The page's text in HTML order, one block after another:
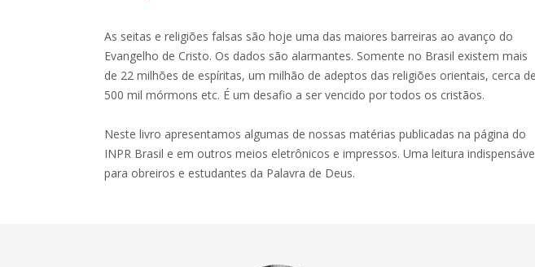
As seitas e religiões falsas são hoje uma das maiores barreiras ao avanço do
Evangelho de Cristo. Os dados são alarmantes. Somente no Brasil existem mais
de 22 milhões de espíritas, um milhão de adeptos das religiões orientais, cerca de
500 mil mórmons etc. É um desafio a ser vencido por todos os cristãos.
Neste livro apresentamos algumas de nossas matérias publicadas na página do
INPR Brasil e em outros meios eletrônicos e impressos. Uma leitura
para obreiros e estudantes da Palavra de Deus.